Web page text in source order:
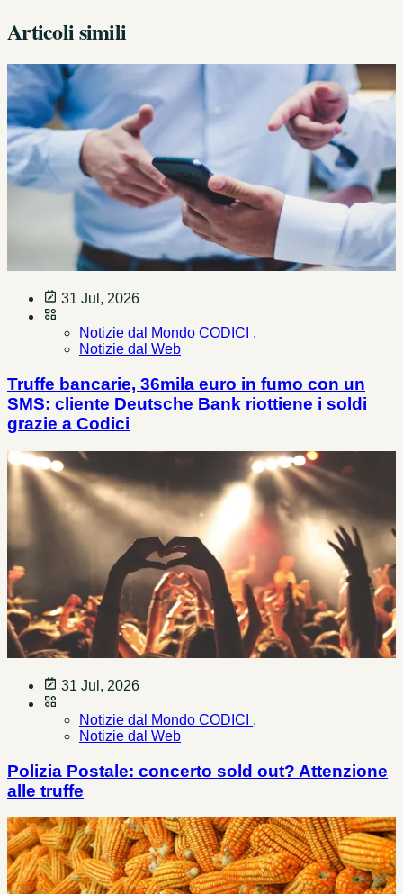
Articoli simili
31 Jul, 2026
Notizie dal Mondo CODICI ,
Notizie dal Web
Truffe bancarie, 36mila euro in fumo con un
SMS: cliente Deutsche Bank riottiene i soldi
grazie a Codici
31 Jul, 2026
Notizie dal Mondo CODICI ,
Notizie dal Web
Polizia Postale: concerto sold out? Attenzione
alle truffe